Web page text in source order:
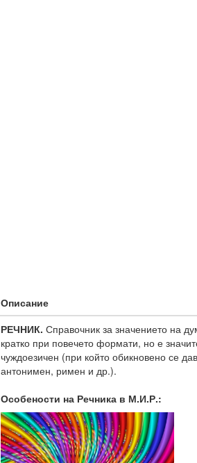
Описание
РЕЧНИК. Справочник за значението на
кратко при повечето формати, но е
чуждоезичен (при който обикновено се
антонимен, римен и др.).
Особености на Речника в М.И.Р.: